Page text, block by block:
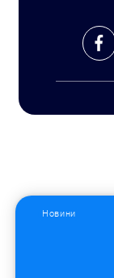
Новини